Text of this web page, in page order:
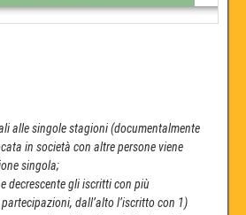
alle singole stagioni (documentalmente
in società con altre persone viene
singola;
decrescente gli iscritti con più
dall’alto l’iscritto con 1)